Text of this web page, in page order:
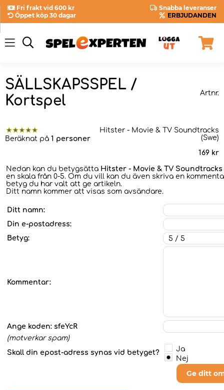
Fri frakt vid 600 kr
Snabba leveranser
Öppet köp 30 dagar
ERBJUDANDEN
SÄLLSKAPSSPEL /
Kortspel
Artnr.
Beräknat på 1 personer
Hitster - Movie & TV Soundtracks
(Swe)
169 kr
Nedan kan du betygsätta Hitster - Movie & TV Soundtracks
en skala från 0-5. Om du vill kan du även skriva en
betyg du har valt att ge artikeln.
Ditt namn kommer att visas som avsändare.
Ditt namn:
Din e-postadress:
Betyg:
Kommentar:
Ange koden: sfeYcR
(motverkar spam)
Skall din epost-adress synas vid betyget?
Ja
Nej
Ge ditt